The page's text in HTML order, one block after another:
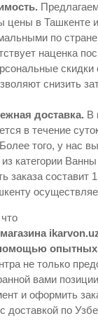
цены в Ташкенте
по
наценка
снизить
доставка. В
в течение
того, у нас
категории
заказа составит
опытных
не только
вами
и оформить
доставкой по